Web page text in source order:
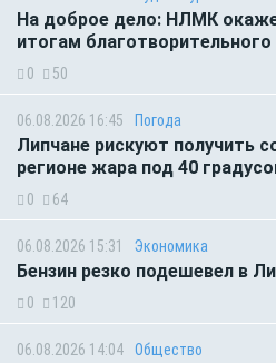
На доброе дело: НЛМК
итогам
0 50
06.08.2026 16:45 Погода
Липчане рискуют получить
регионе жара под 40
0 64
06.08.2026 15:31 Экономика
Бензин резко подешевел в
0 120
06.08.2026 14:04 Общество